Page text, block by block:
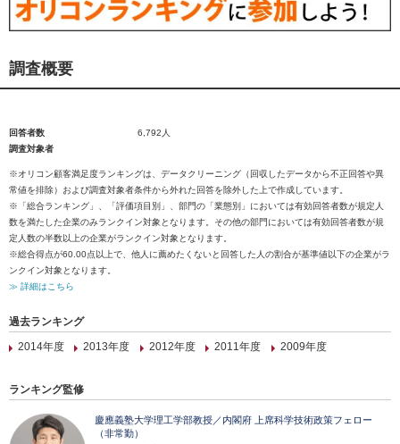
調査概要
回答者数
6,792人
調査対象者
※オリコン顧客満足度ランキングは、データクリーニング（回収したデータから不正回答や異
常値を排除）および調査対象者条件から外れた回答を除外した上で作成しています。
※「総合ランキング」、「評価項目別」、部門の「業態別」においては有効回答者数が規定人
数を満たした企業のみランクイン対象となります。その他の部門においては有効回答者数が規
定人数の半数以上の企業がランクイン対象となります。
※総合得点が60.00点以上で、他人に薦めたくないと回答した人の割合が基準値以下の企業がラ
ンクイン対象となります。
≫ 詳細はこちら
過去ランキング
2014年度
2013年度 2012年度 2011年度 2009年度
ランキング監修
慶應義塾大学理工学部教授／内閣府 上席科学技術政策フェロー
（非常勤）